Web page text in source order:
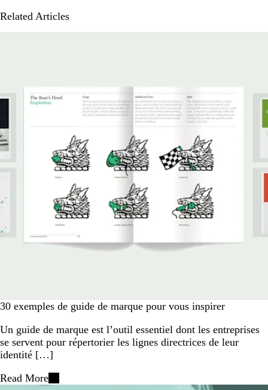
Related Articles
30 exemples de guide de marque pour vous inspirer
Un guide de marque est l’outil essentiel dont les entreprises
se servent pour répertorier les lignes directrices de leur
identité […]
Read More